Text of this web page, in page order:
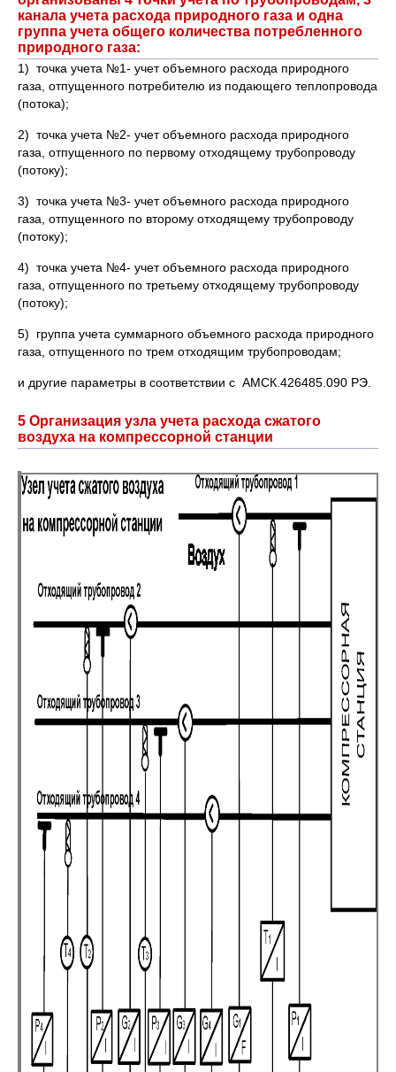
канала учета расхода природного газа и одна
группа учета общего количества потребленного
природного газа:
1) точка учета №1- учет объемного расхода природного
газа, отпущенного потребителю из подающего теплопровода
(потока);
2) точка учета №2- учет объемного расхода природного
газа, отпущенного по первому отходящему трубопроводу
(потоку);
3) точка учета №3- учет объемного расхода природного
газа, отпущенного по второму отходящему трубопроводу
(потоку);
4) точка учета №4- учет объемного расхода природного
газа, отпущенного по третьему отходящему трубопроводу
(потоку);
5) группа учета суммарного объемного расхода природного
газа, отпущенного по трем отходящим трубопроводам;
и другие параметры в соответствии с АМСК.426485.090 РЭ.
5 Организация узла учета расхода сжатого
воздуха на компрессорной станции